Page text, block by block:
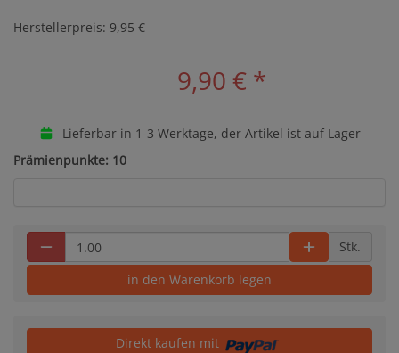
Herstellerpreis: 9,95 €
9,90 € *
Lieferbar in 1-3 Werktage, der Artikel ist auf Lager
Prämienpunkte: 10
Stk.
in den Warenkorb legen
Direkt kaufen mit